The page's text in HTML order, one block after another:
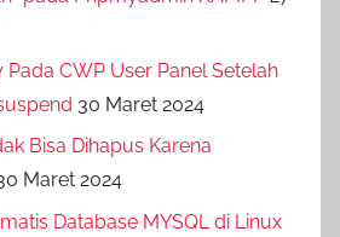
CWP User Panel Setelah
30 Maret 2024
Bisa Dihapus Karena
Maret 2024
Database MYSQL di Linux